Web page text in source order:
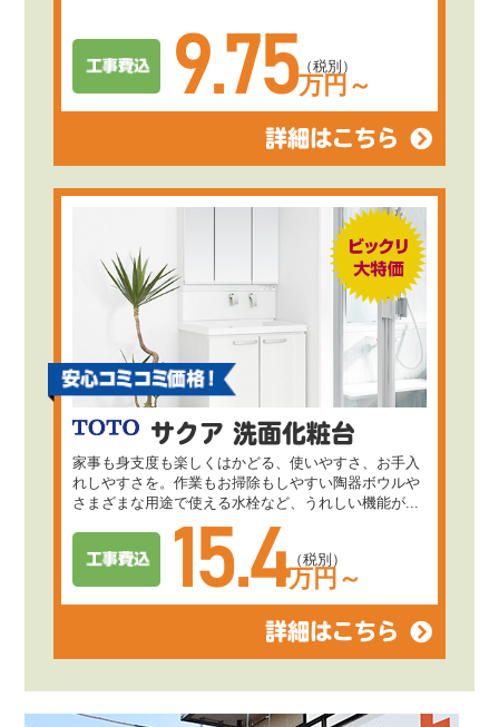
9.75万円～
（税別）
詳細はこちら
サクア 洗面化粧台
家事も身支度も楽しくはかどる、使いやすさ、お手入
れしやすさを。作業もお掃除もしやすい陶器ボウルや
さまざまな用途で使える水栓など、うれしい機能が...
15.4万円～
（税別）
詳細はこちら